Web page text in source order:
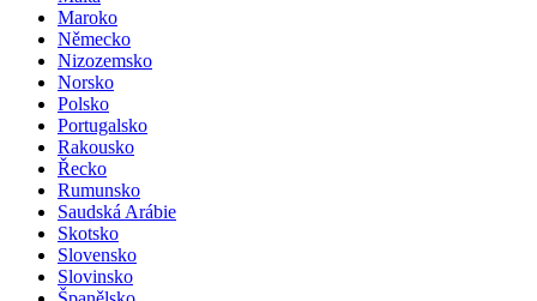
Maroko
Německo
Nizozemsko
Norsko
Polsko
Portugalsko
Rakousko
Řecko
Rumunsko
Saudská Arábie
Skotsko
Slovensko
Slovinsko